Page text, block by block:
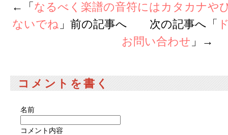
←「 なるべく楽譜の音符にはカタカナや
ないでね 」前の記事へ 次の記事へ「
お問い合わせ 」→
コメントを書く
名前
コメント内容